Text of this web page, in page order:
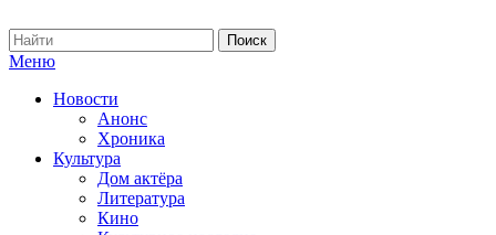
Меню
Новости
Анонс
Хроника
Культура
Дом актёра
Литература
Кино